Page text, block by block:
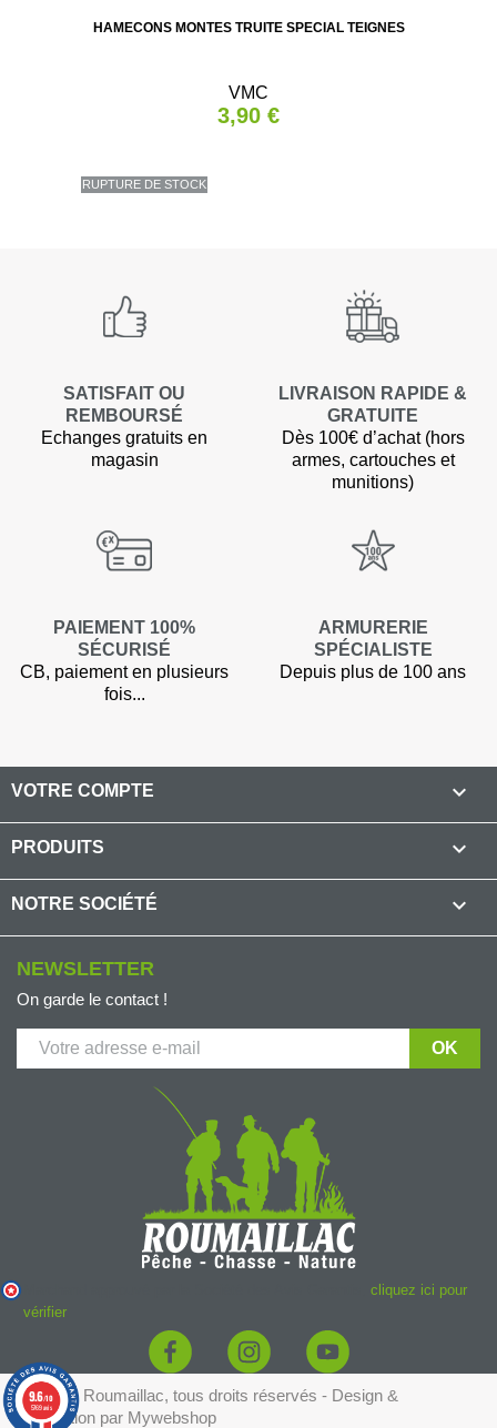
HAMECONS MONTES TRUITE SPECIAL TEIGNES
VMC
3,90 €
RUPTURE DE STOCK
SATISFAIT OU
REMBOURSÉ
Echanges gratuits en
magasin
LIVRAISON RAPIDE &
GRATUITE
Dès 100€ d’achat (hors
armes, cartouches et
munitions)
PAIEMENT 100%
SÉCURISÉ
CB, paiement en plusieurs
fois...
ARMURERIE
SPÉCIALISTE
Depuis plus de 100 ans
VOTRE COMPTE 
PRODUITS 
NOTRE SOCIÉTÉ 
NEWSLETTER
On garde le contact !
cliquez ici pour
vérifier.
© 2026 - Roumaillac, tous droits réservés - Design &
conception par Mywebshop
9.6/10
5769 avis